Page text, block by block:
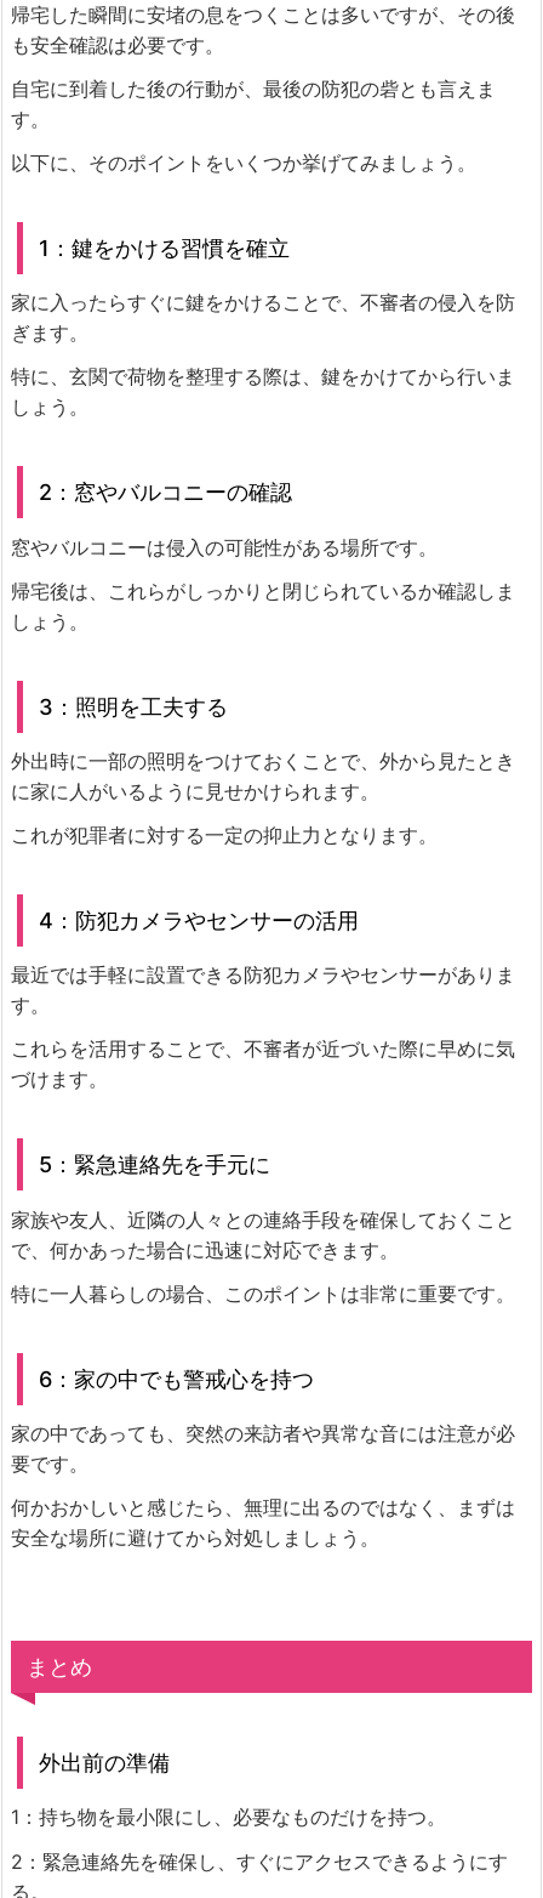
帰宅した瞬間に安堵の息をつくことは多いですが、その後
も安全確認は必要です。
自宅に到着した後の行動が、最後の防犯の砦とも言えま
す。
以下に、そのポイントをいくつか挙げてみましょう。
1：鍵をかける習慣を確立
家に入ったらすぐに鍵をかけることで、不審者の侵入を防
ぎます。
特に、玄関で荷物を整理する際は、鍵をかけてから行いま
しょう。
2：窓やバルコニーの確認
窓やバルコニーは侵入の可能性がある場所です。
帰宅後は、これらがしっかりと閉じられているか確認しま
しょう。
3：照明を工夫する
外出時に一部の照明をつけておくことで、外から見たとき
に家に人がいるように見せかけられます。
これが犯罪者に対する一定の抑止力となります。
4：防犯カメラやセンサーの活用
最近では手軽に設置できる防犯カメラやセンサーがありま
す。
これらを活用することで、不審者が近づいた際に早めに気
づけます。
5：緊急連絡先を手元に
家族や友人、近隣の人々との連絡手段を確保しておくこと
で、何かあった場合に迅速に対応できます。
特に一人暮らしの場合、このポイントは非常に重要です。
6：家の中でも警戒心を持つ
家の中であっても、突然の来訪者や異常な音には注意が必
要です。
何かおかしいと感じたら、無理に出るのではなく、まずは
安全な場所に避けてから対処しましょう。
まとめ
外出前の準備
1：持ち物を最小限にし、必要なものだけを持つ。
2：緊急連絡先を確保し、すぐにアクセスできるようにす
る。